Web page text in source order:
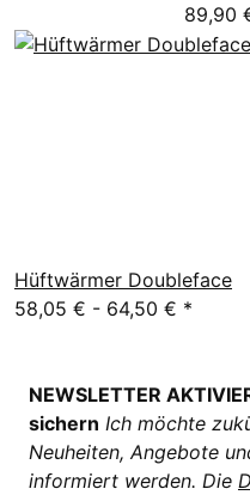
89,90
Hüftwärmer Doubleface
58,05 € - 64,50 € *
NEWSLETTER
sichern Ich möchte
Neuheiten, Angebote
informiert werden. Die